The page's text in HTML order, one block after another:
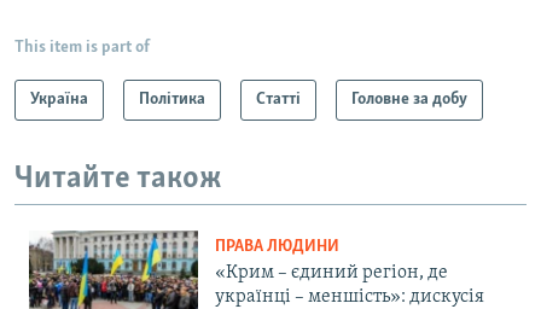
This item is part of
Україна Політика Статті Головне за добу
Читайте також
ПРАВА ЛЮДИНИ
«Крим – єдиний регіон, де
українці – меншість»: дискусія